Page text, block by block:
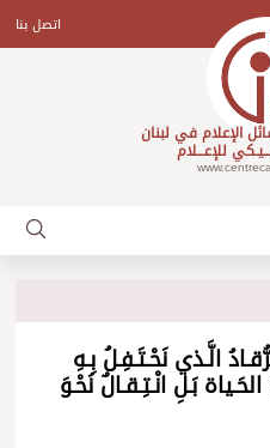
اتصل بنا
الإعلام في لبنان
للإعـــلام
الَّـذي نَحْـتَـفِـلُ بِـهِ
بَـلِ انْـتِـقـالٌ نَحْـوَ